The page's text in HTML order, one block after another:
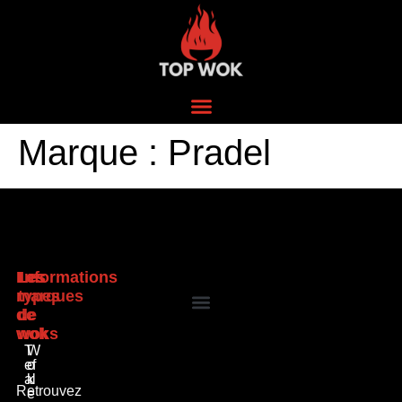
Marque : Pradel
Retrouvez
Les
types
de
woks
W
o
k
e
Les
marques
de
wok
T
ef
al
Informations